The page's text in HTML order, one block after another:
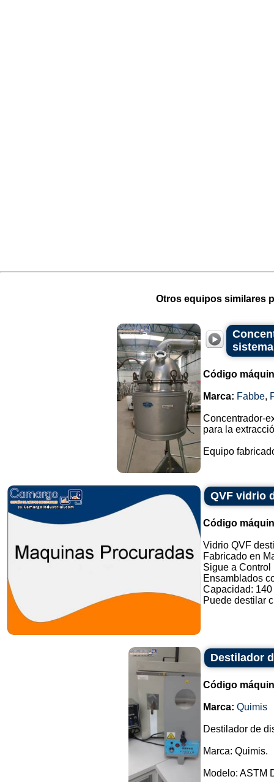
Otros equipos similares
Código
Marca: Fabbe,
Concentrador-
para la
Equipo
QVF vidrio
Código
Vidrio QVF
Fabricado en
Sigue a
Ensamblados
Capacidad: 140
Puede destilar
Destilador
Código
Marca: Quimis
Destilador de
Marca: Quimis.
Modelo: ASTM